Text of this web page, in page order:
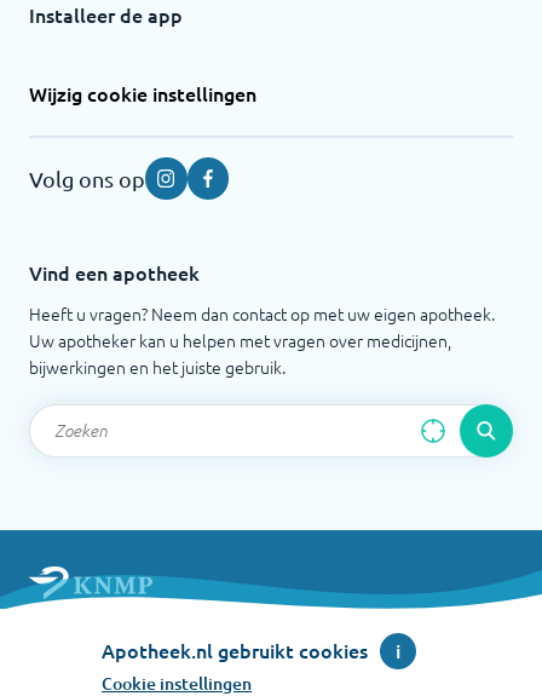
Installeer de app
Wijzig cookie instellingen
Volg ons op InstagramFacebook
Vind een apotheek
Heeft u vragen? Neem dan contact op met uw eigen apotheek.
Uw apotheker kan u helpen met vragen over medicijnen,
bijwerkingen en het juiste gebruik.
Nederlandse Maatschappij ter bevordering der
Pharmacie
Apotheek.nl gebruikt cookies i
Cookie instellingen